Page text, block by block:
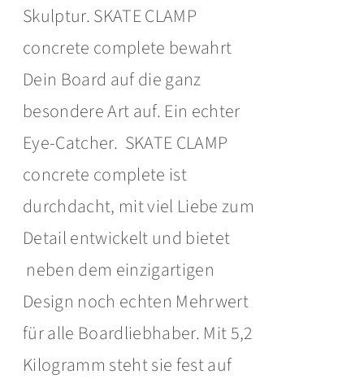
Skulptur. SKATE CLAMP
concrete complete bewahrt
Dein Board auf die ganz
besondere Art auf. Ein echter
Eye-Catcher. SKATE CLAMP
concrete complete ist
durchdacht, mit viel Liebe zum
Detail entwickelt und bietet
neben dem einzigartigen
Design noch echten Mehrwert
für alle Boardliebhaber. Mit 5,2
Kilogramm steht sie fest auf